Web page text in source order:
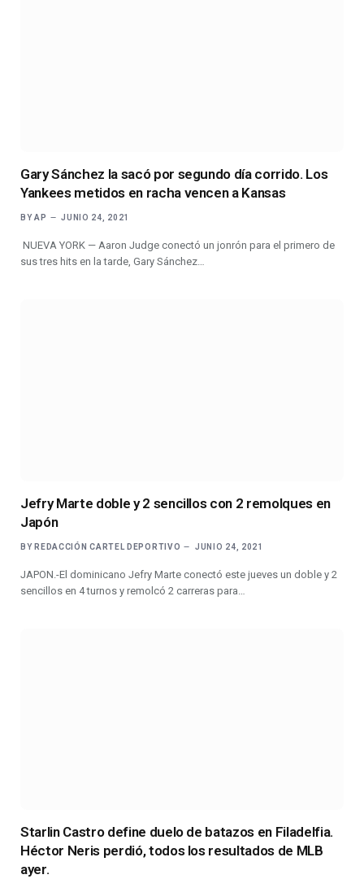
Gary Sánchez la sacó por segundo día corrido. Los
Yankees metidos en racha vencen a Kansas
BY AP JUNIO 24, 2021
NUEVA YORK — Aaron Judge conectó un jonrón para el primero de
sus tres hits en la tarde, Gary Sánchez…
Jefry Marte doble y 2 sencillos con 2 remolques en
Japón
BY REDACCIÓN CARTEL DEPORTIVO JUNIO 24, 2021
JAPON.-El dominicano Jefry Marte conectó este jueves un doble y 2
sencillos en 4 turnos y remolcó 2 carreras para…
Starlin Castro define duelo de batazos en Filadelfia.
Héctor Neris perdió, todos los resultados de MLB
ayer.